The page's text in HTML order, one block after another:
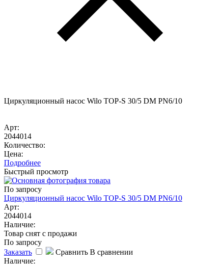
Циркуляционный насос Wilo TOP-S 30/5 DM PN6/10
Арт:
2044014
Количество:
Цена:
Подробнее
Быстрый просмотр
По запросу
Циркуляционный насос Wilo TOP-S 30/5 DM PN6/10
Арт:
2044014
Наличие:
Товар снят с продажи
По запросу
Заказать
Сравнить В сравнении
Наличие: